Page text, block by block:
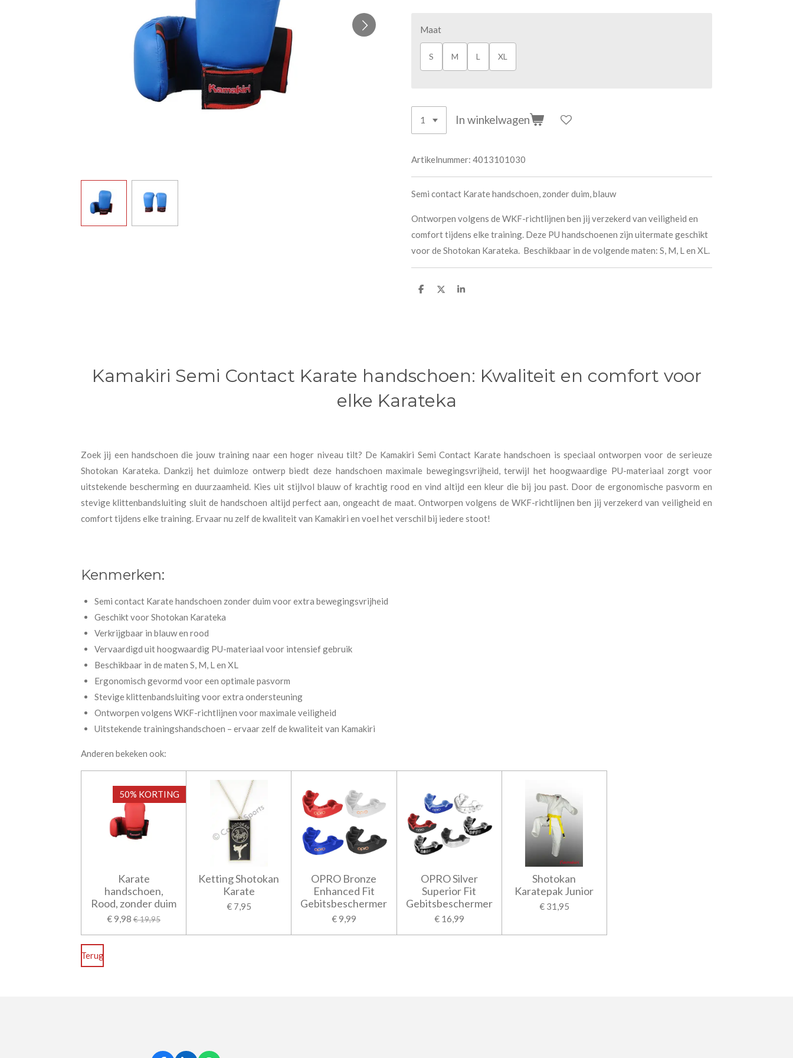
Maat
S M L XL
In winkelwagen
Artikelnummer: 4013101030
Semi contact Karate handschoen, zonder duim, blauw
Ontworpen volgens de WKF-richtlijnen ben jij verzekerd van veiligheid en
comfort tijdens elke training. Deze PU handschoenen zijn uitermate geschikt
voor de Shotokan Karateka. Beschikbaar in de volgende maten: S, M, L en XL.
D
D
S
Kamakiri Semi Contact Karate handschoen: Kwaliteit en comfort voor
elke Karateka
Zoek jij een handschoen die jouw training naar een hoger niveau tilt? De Kamakiri Semi Contact Karate handschoen is speciaal ontworpen voor de serieuze
Shotokan Karateka. Dankzij het duimloze ontwerp biedt deze handschoen maximale bewegingsvrijheid, terwijl het hoogwaardige PU-materiaal zorgt voor
uitstekende bescherming en duurzaamheid. Kies uit stijlvol blauw of krachtig rood en vind altijd een kleur die bij jou past. Door de ergonomische pasvorm en
stevige klittenbandsluiting sluit de handschoen altijd perfect aan, ongeacht de maat. Ontworpen volgens de WKF-richtlijnen ben jij verzekerd van veiligheid en
comfort tijdens elke training. Ervaar nu zelf de kwaliteit van Kamakiri en voel het verschil bij iedere stoot!
Kenmerken:
Semi contact Karate handschoen zonder duim voor extra bewegingsvrijheid
Geschikt voor Shotokan Karateka
Verkrijgbaar in blauw en rood
Vervaardigd uit hoogwaardig PU-materiaal voor intensief gebruik
Beschikbaar in de maten S, M, L en XL
Ergonomisch gevormd voor een optimale pasvorm
Stevige klittenbandsluiting voor extra ondersteuning
Ontworpen volgens WKF-richtlijnen voor maximale veiligheid
Uitstekende trainingshandschoen – ervaar zelf de kwaliteit van Kamakiri
Anderen bekeken ook:
50% KORTING
Karate
handschoen,
Rood, zonder duim
€ 9,98 € 19,95
Ketting Shotokan
Karate
€ 7,95
OPRO Bronze
Enhanced Fit
Gebitsbeschermer
€ 9,99
OPRO Silver
Superior Fit
Gebitsbeschermer
€ 16,99
Shotokan
Karatepak Junior
€ 31,95
Terug